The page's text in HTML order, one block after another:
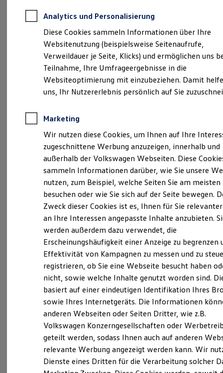
Autokredit mit Schlussrate
Versicherungen und Garantien
Kfz-Versicherung
Restschuldversicherungen
Garantien
Wartungsverträge
Geschäftskunden
Professional Class bei Volkswagen
Großkunden
Behörden
Anpfiff zum Gewinn
Elektroautos
ID. Tutorials
Elektrofahrzeugkonzepte
Reichweite
Reichweite der ID. Modelle
Reichweite im Winter
Laden
Laden unterwegs
Laden Zuhause
Ladezeitensimulator
Batterie
Sicherheit
Garantie und Lebensdauer
Nachhaltigkeit
Technologie
Kosten und Kauf
Verbrauchskosten
Kaufoptionen
E-Auto-Förderung
Software und Konnektivität
Die ID. Software 6
ID. Software Versionen und Updates
Digitale Extras
Schnittstellen zu Ihrem ID.
den neuen ID.3 Neo!
Impressum & Rechtliches)
Analytics und Personalisierung
Diese Cookies sammeln Informationen über Ihre
Websitenutzung (beispielsweise Seitenaufrufe,
Verweildauer je Seite, Klicks) und ermöglichen uns
Teilnahme, Ihre Umfrageergebnisse in die
Websiteoptimierung mit einzubeziehen. Damit
uns, Ihr Nutzererlebnis persönlich auf Sie
Marketing
Wir nutzen diese Cookies, um Ihnen auf Ihre
zugeschnittene Werbung anzuzeigen, innerhalb und
außerhalb der Volkswagen Webseiten. Diese
sammeln Informationen darüber, wie Sie unsere
nutzen, zum Beispiel, welche Seiten Sie am meisten
besuchen oder wie Sie sich auf der Seite bewegen.
Zweck dieser Cookies ist es, Ihnen für Sie
an Ihre Interessen angepasste Inhalte anzubieten.
werden außerdem dazu verwendet, die
Erscheinungshäufigkeit einer Anzeige zu begrenzen
Effektivität von Kampagnen zu messen und zu
registrieren, ob Sie eine Webseite besucht haben
nicht, sowie welche Inhalte genutzt worden sind.
basiert auf einer eindeutigen Identifikation Ihres
sowie Ihres Internetgeräts. Die Informationen
anderen Webseiten oder Seiten Dritter, wie z.B.
Volkswagen Konzerngesellschaften oder
geteilt werden, sodass Ihnen auch auf anderen
relevante Werbung angezeigt werden kann. Wir
Dienste eines Dritten für die Verarbeitung solcher